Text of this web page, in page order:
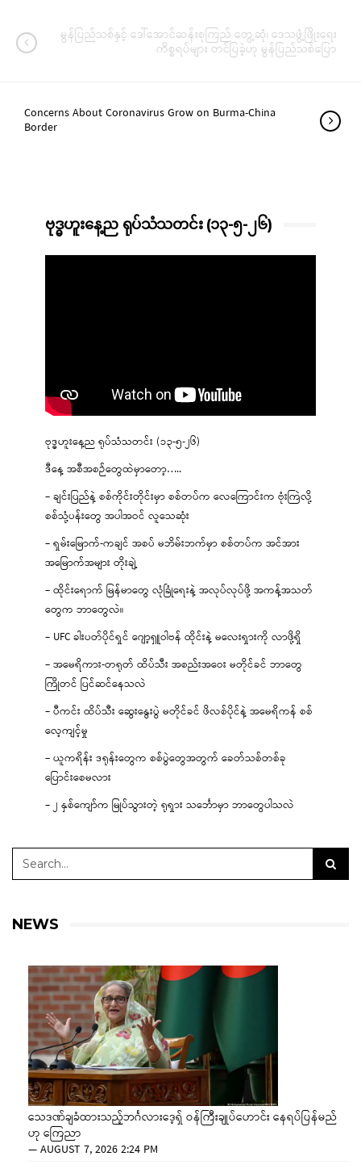
မွန်ပြည်သစ်နှင့် ဒေါ်အောင်ဆန်းစုကြည် တွေ့ဆုံ၊ ဒေသဖွံ့ဖြိုးရေး
ကိစ္စရပ်များ တင်ပြခဲ့ဟု မွန်ပြည်သစ်ပြော
Concerns About Coronavirus Grow on Burma-China
Border
ဗုဒ္ဓဟူးနေ့ည ရုပ်သံသတင်း (၁၃-၅-၂၆)
ဗုဒ္ဓဟူးနေ့ည ရုပ်သံသတင်း (၁၃-၅-၂၆)
ဒီနေ့ အစီအစဉ်တွေထဲမှာတော့…..
– ချင်းပြည်နဲ့ စစ်ကိုင်းတိုင်းမှာ စစ်တပ်က လေကြောင်းက ဗုံးကြဲလို့
စစ်သုံ့ပန်းတွေ အပါအဝင် လူသေဆုံး
– ရှမ်းမြောက်-ကချင် အစပ် မဘိမ်းဘက်မှာ စစ်တပ်က အင်အား
အမြောက်အများ တိုးချဲ့
– ထိုင်းရောက် မြန်မာတွေ လုံခြုံရေးနဲ့ အလုပ်လုပ်ဖို့ အကန့်အသတ်
တွေက ဘာတွေလဲ။
– UFC ခါးပတ်ပိုင်ရှင် ဂျော့ရှူဝါဗန် ထိုင်းနဲ့ မလေးရှားကို လာဖို့ရှိ
– အမေရိကား-တရုတ် ထိပ်သီး အစည်းအဝေး မတိုင်ခင် ဘာတွေ
ကြိုတင် ပြင်ဆင်နေသလဲ
– ပီကင်း ထိပ်သီး ဆွေးနွေးပွဲ မတိုင်ခင် ဖိလစ်ပိုင်နဲ့ အမေရိကန် စစ်
လေ့ကျင့်မှု
– ယူကရိန်း ဒရုန်းတွေက စစ်ပွဲတွေအတွက် ခေတ်သစ်တစ်ခု
ပြောင်းစေမလား
– ၂ နှစ်ကျော်က မြုပ်သွားတဲ့ ရုရှား သင်္ဘောမှာ ဘာတွေပါသလဲ
NEWS
သေဒဏ်ချခံထားသည့်ဘင်္ဂလားဒေ့ရှ် ဝန်ကြီးချုပ်ဟောင်း နေရပ်ပြန်မည်
ဟု ကြေညာ
—AUGUST 7, 2026 2:24 PM